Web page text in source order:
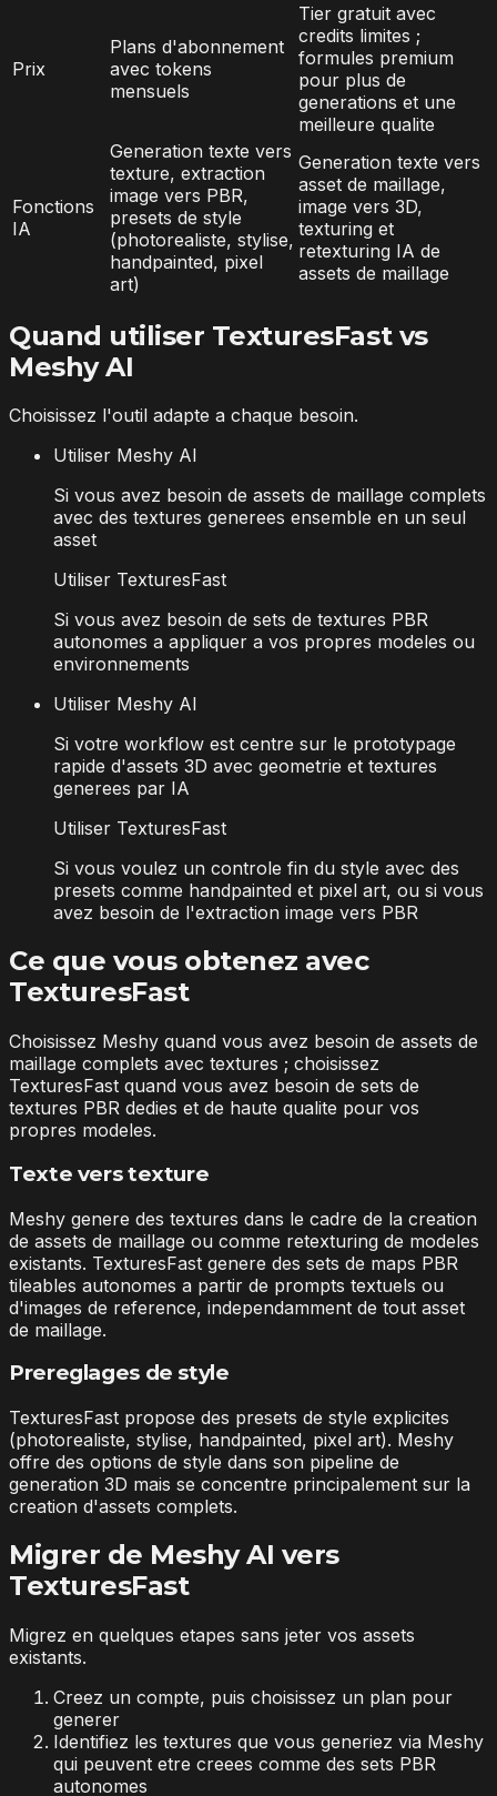
Prix
Plans d'abonnement
avec tokens
mensuels
Tier gratuit avec
credits limites ;
formules premium
pour plus de
generations et une
meilleure qualite
Fonctions
IA
Generation texte vers
texture, extraction
image vers PBR,
presets de style
(photorealiste, stylise,
handpainted, pixel
art)
Generation texte vers
asset de maillage,
image vers 3D,
texturing et
retexturing IA de
assets de maillage
Quand utiliser TexturesFast vs
Meshy AI
Choisissez l'outil adapte a chaque besoin.
Utiliser Meshy AI
Si vous avez besoin de assets de maillage complets
avec des textures generees ensemble en un seul
asset
Utiliser TexturesFast
Si vous avez besoin de sets de textures PBR
autonomes a appliquer a vos propres modeles ou
environnements
Utiliser Meshy AI
Si votre workflow est centre sur le prototypage
rapide d'assets 3D avec geometrie et textures
generees par IA
Utiliser TexturesFast
Si vous voulez un controle fin du style avec des
presets comme handpainted et pixel art, ou si vous
avez besoin de l'extraction image vers PBR
Ce que vous obtenez avec
TexturesFast
Choisissez Meshy quand vous avez besoin de assets de
maillage complets avec textures ; choisissez
TexturesFast quand vous avez besoin de sets de
textures PBR dedies et de haute qualite pour vos
propres modeles.
Texte vers texture
Meshy genere des textures dans le cadre de la creation
de assets de maillage ou comme retexturing de modeles
existants. TexturesFast genere des sets de maps PBR
tileables autonomes a partir de prompts textuels ou
d'images de reference, independamment de tout asset
de maillage.
Prereglages de style
TexturesFast propose des presets de style explicites
(photorealiste, stylise, handpainted, pixel art). Meshy
offre des options de style dans son pipeline de
generation 3D mais se concentre principalement sur la
creation d'assets complets.
Migrer de Meshy AI vers
TexturesFast
Migrez en quelques etapes sans jeter vos assets
existants.
Creez un compte, puis choisissez un plan pour
generer
Identifiez les textures que vous generiez via Meshy
qui peuvent etre creees comme des sets PBR
autonomes